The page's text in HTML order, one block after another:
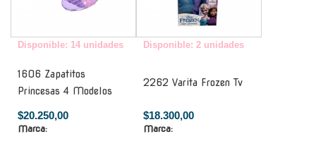
Disponible: 14 unidades
1606 Zapatitos
Princesas 4 Modelos
$20.250,00
Marca:
Disponible: 2 unidades
2262 Varita Frozen Tv
$18.300,00
Marca: